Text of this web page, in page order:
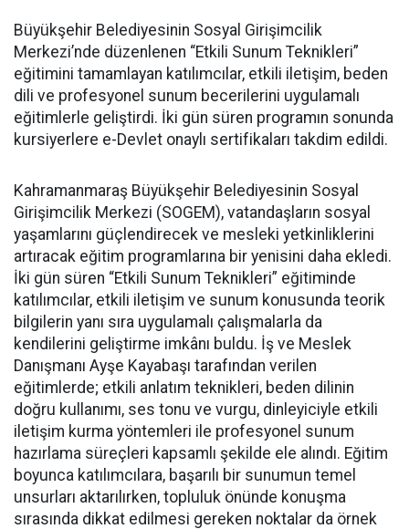
Büyükşehir Belediyesinin Sosyal Girişimcilik
Merkezi’nde düzenlenen “Etkili Sunum Teknikleri”
eğitimini tamamlayan katılımcılar, etkili iletişim, beden
dili ve profesyonel sunum becerilerini uygulamalı
eğitimlerle geliştirdi. İki gün süren programın sonunda
kursiyerlere e-Devlet onaylı sertifikaları takdim edildi.
Kahramanmaraş Büyükşehir Belediyesinin Sosyal
Girişimcilik Merkezi (SOGEM), vatandaşların sosyal
yaşamlarını güçlendirecek ve mesleki yetkinliklerini
artıracak eğitim programlarına bir yenisini daha ekledi.
İki gün süren “Etkili Sunum Teknikleri” eğitiminde
katılımcılar, etkili iletişim ve sunum konusunda teorik
bilgilerin yanı sıra uygulamalı çalışmalarla da
kendilerini geliştirme imkânı buldu. İş ve Meslek
Danışmanı Ayşe Kayabaşı tarafından verilen
eğitimlerde; etkili anlatım teknikleri, beden dilinin
doğru kullanımı, ses tonu ve vurgu, dinleyiciyle etkili
iletişim kurma yöntemleri ile profesyonel sunum
hazırlama süreçleri kapsamlı şekilde ele alındı. Eğitim
boyunca katılımcılara, başarılı bir sunumun temel
unsurları aktarılırken, topluluk önünde konuşma
sırasında dikkat edilmesi gereken noktalar da örnek